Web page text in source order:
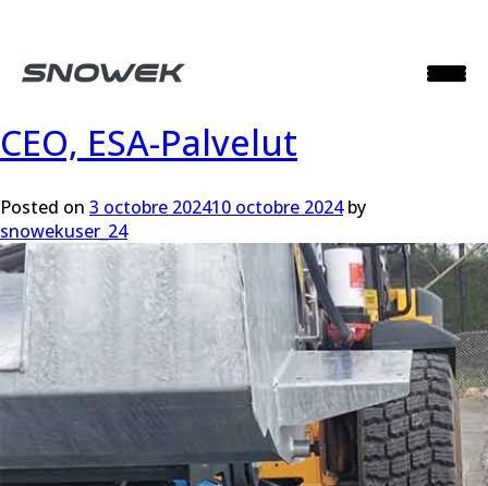
Mois :octobre 2024
CEO, ESA-Palvelut
Posted on 3 octobre 202410 octobre 2024by
snowekuser_24